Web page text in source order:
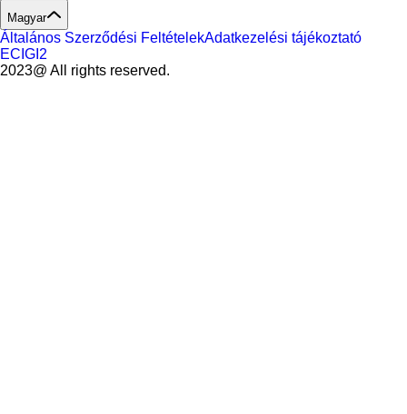
Magyar
Általános Szerződési FeltételekAdatkezelési tájékoztató
ECIGI2
2023@ All rights reserved.